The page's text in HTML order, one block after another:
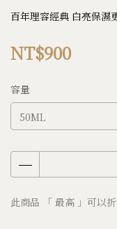
百年理容經典 白亮保濕
NT$900
容量
50ML
此商品 「 最高 」可以